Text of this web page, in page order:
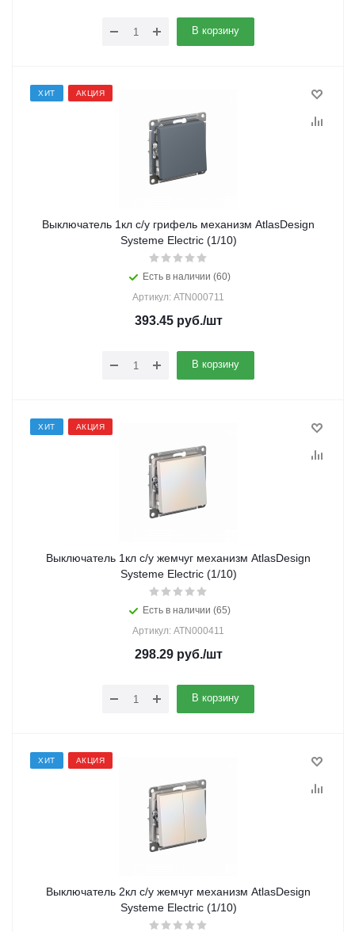
В корзину
ХИТ АКЦИЯ
Выключатель 1кл с/у грифель механизм AtlasDesign
Systeme Electric (1/10)
Есть в наличии (60)
Артикул: ATN000711
393.45руб./шт
В корзину
ХИТ АКЦИЯ
Выключатель 1кл с/у жемчуг механизм AtlasDesign
Systeme Electric (1/10)
Есть в наличии (65)
Артикул: ATN000411
298.29руб./шт
В корзину
ХИТ АКЦИЯ
Выключатель 2кл с/у жемчуг механизм AtlasDesign
Systeme Electric (1/10)